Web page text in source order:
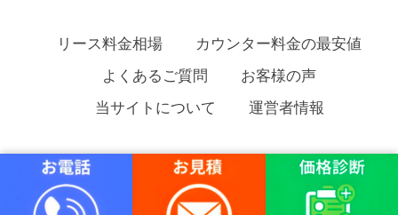
リース料金相場
カウンター料金の最安値
よくあるご質問
お客様の声
当サイトについて
運営者情報
コピー機 価格診断ドットコム Copyright